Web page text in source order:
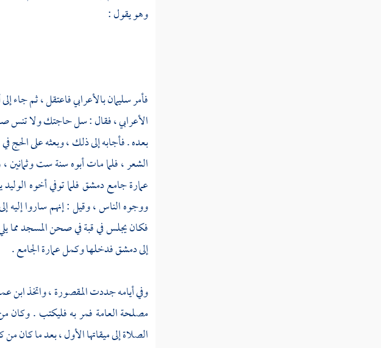
وهو يقول :
فأمرسليمانبالأعرابي فاعتقل ، ثم جاء
الأعرابي ، فقال : سل حاجتك ولا تنس
بعده . فأجابه إلى ذلك ، وبعثه على
الشعر ، فلما مات أبوه سنة ست وثمانين
عمارة جامعدمشقفلما توفي أخوهالوليد
ووجوه الناس ، وقيل : إنهم ساروا إليه
فكان يجلس في قبة في صحن المسجد مما
إلىدمشقفدخلها وكمل عمارة الجامع .
وفي أيامه جددت المقصورة ، واتخذ ابن
مصلحة العامة فمر به فليكتب . وكان
الصلاة إلى ميقاتها الأول ، بعد ما كان